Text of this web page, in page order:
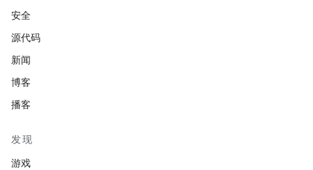
安全
源代码
新闻
博客
播客
发现
游戏